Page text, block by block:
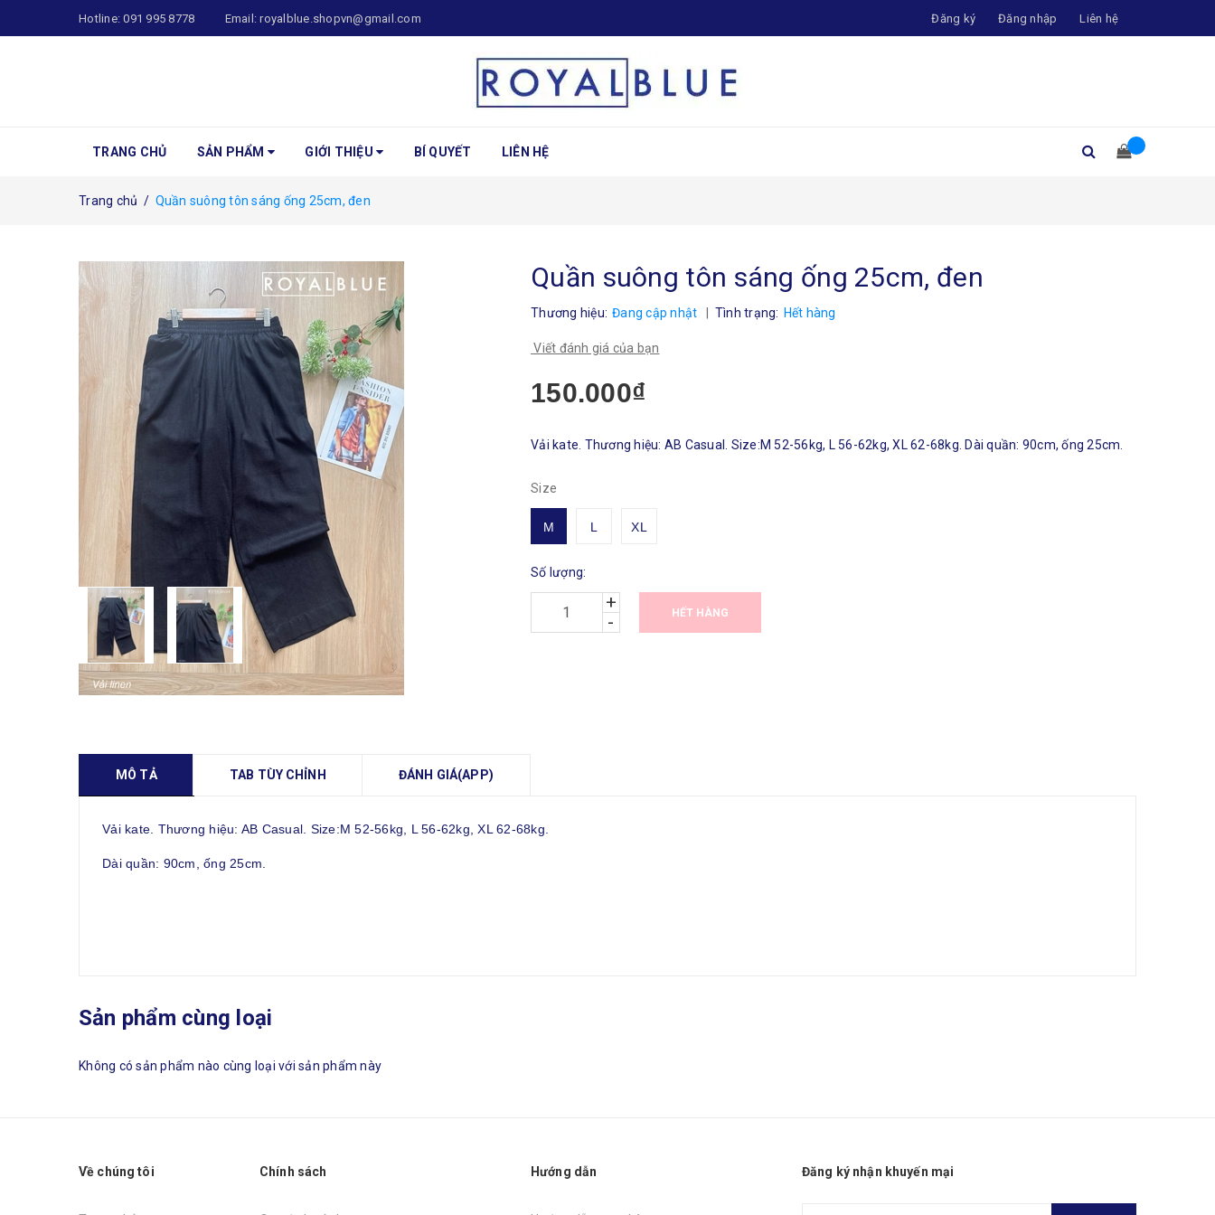
Hotline:091 995 8778 Email:royalblue.shopvn@gmail.com Đăng ký Đăng nhập Liên hệ
TRANG CHỦ SẢN PHẨM GIỚI THIỆU BÍ QUYẾT LIÊN HỆ
Trang chủ / Quần suông tôn sáng ống 25cm, đen
Quần suông tôn sáng ống 25cm, đen
Thương hiệu: Đang cập nhật Tình trạng: Hết hàng
Viết đánh giá của bạn
150.000₫
Vải kate. Thương hiệu: AB Casual. Size:M 52-56kg, L 56-62kg, XL 62-68kg. Dài quần: 90cm, ống 25cm.
Size
M L XL
Số lượng:
+
-
HẾT HÀNG
MÔ TẢ TAB TÙY CHỈNH ĐÁNH GIÁ(APP)
Vải kate. Thương hiệu: AB Casual. Size:M 52-56kg, L 56-62kg, XL 62-68kg.
Dài quần: 90cm, ống 25cm.
Sản phẩm cùng loại
Không có sản phẩm nào cùng loại với sản phẩm này
Về chúng tôi Chính sách Hướng dẫn Đăng ký nhận khuyến mại